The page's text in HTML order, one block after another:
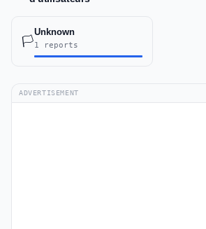
🏳️
Unknown
1 reports
ADVERTISEMENT